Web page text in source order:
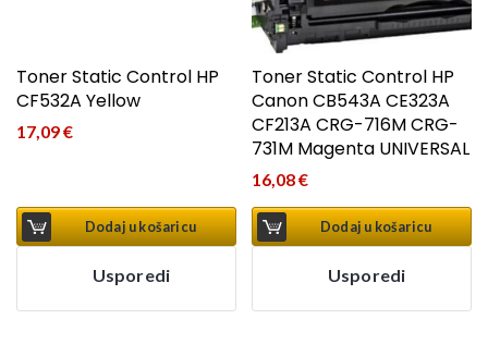
Toner Static Control HP
CF532A Yellow
17,09€
Dodaj u košaricu
Usporedi
Toner Static Control HP
Canon CB543A CE323A
CF213A CRG-716M CRG-
731M Magenta UNIVERSAL
16,08€
Dodaj u košaricu
Usporedi